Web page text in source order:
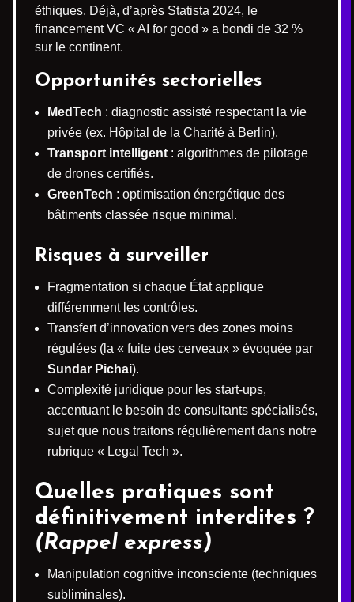
éthiques. Déjà, d’après Statista 2024, le
financement VC « AI for good » a bondi de 32 %
sur le continent.
Opportunités sectorielles
MedTech : diagnostic assisté respectant la vie
privée (ex. Hôpital de la Charité à Berlin).
Transport intelligent : algorithmes de pilotage
de drones certifiés.
GreenTech : optimisation énergétique des
bâtiments classée risque minimal.
Risques à surveiller
Fragmentation si chaque État applique
différemment les contrôles.
Transfert d’innovation vers des zones moins
régulées (la « fuite des cerveaux » évoquée par
Sundar Pichai).
Complexité juridique pour les start-ups,
accentuant le besoin de consultants spécialisés,
sujet que nous traitons régulièrement dans notre
rubrique « Legal Tech ».
Quelles pratiques sont
définitivement interdites ?
(Rappel express)
Manipulation cognitive inconsciente (techniques
subliminales).